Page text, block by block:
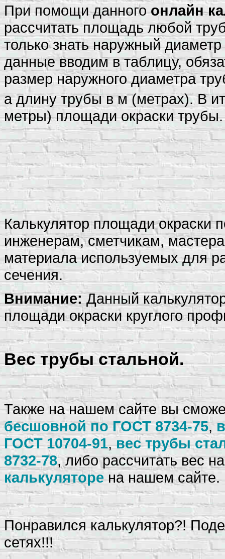
При помощи данногоонлайн
рассчитать площадь любой
только знать наружный
данные вводим в таблицу,
размер наружного диаметра
а длину трубы в м (метрах). В
метры) площади окраски трубы.
Калькулятор площади окраски
инженерам, сметчикам,
материала используемых для
сечения.
Внимание:Данный
площади окраски круглого
Вес трубы стальной.
Также на нашем сайте вы
бесшовной по ГОСТ 8734-75,
ГОСТ 10704-91,вес трубы
8732-78, либо рассчитать вес
калькуляторена нашем сайте.
Понравился калькулятор?!
сетях!!!